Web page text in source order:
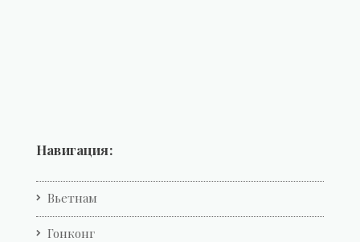
Навигация:
Вьетнам
Гонконг